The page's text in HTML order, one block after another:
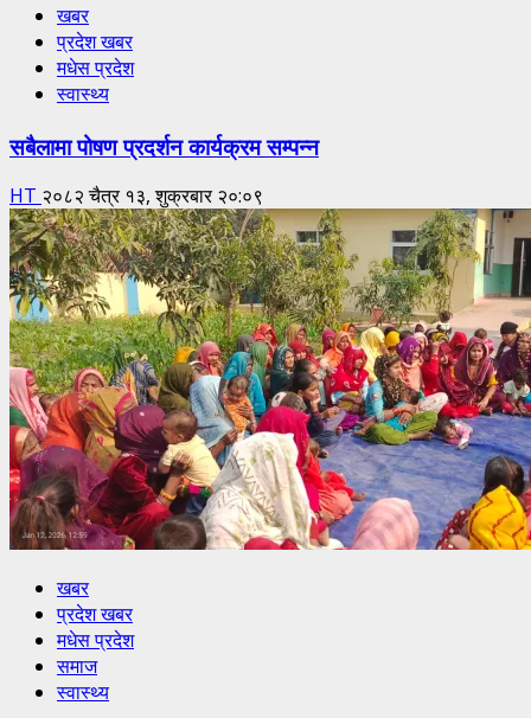
खबर
प्रदेश खबर
मधेस प्रदेश
स्वास्थ्य
सबैलामा पोषण प्रदर्शन कार्यक्रम सम्पन्न
HT २०८२ चैत्र १३, शुक्रबार २०:०९
खबर
प्रदेश खबर
मधेस प्रदेश
समाज
स्वास्थ्य